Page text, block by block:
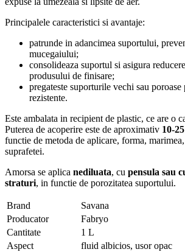
Principalele caracteristici si avantaje:
patrunde in adancimea suportului,
mucegaiului;
consolideaza suportul si asigura
produsului de finisare;
pregateste suporturile vechi sau
rezistente.
Este ambalata in recipient de plastic, ce are o
Puterea de acoperire este de aproximativ 10-
functie de metoda de aplicare, forma,
suprafetei.
Amorsa se aplica nediluata, cu pensula sau
straturi, in functie de porozitatea suportului.
Brand
Savana
Producator
Fabryo
Cantitate
1 L
Aspect
fluid albicios, usor opac